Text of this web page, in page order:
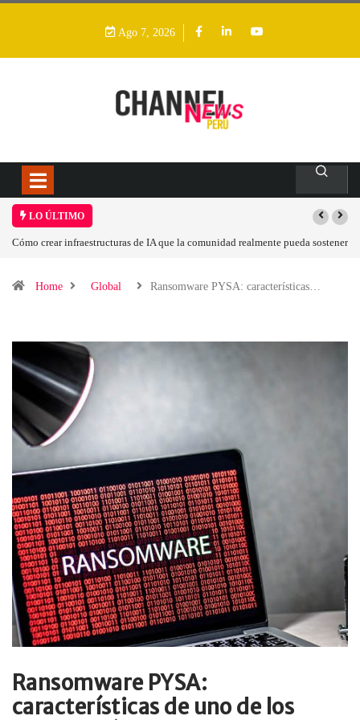
Ago 7, 2026
LO ÚLTIMO
realmente pueda sostenerLas tarjetas gráficas RDNA 5 ya están en fase
Home Global Ransomware PYSA: características…
Ransomware PYSA:
características de uno de los